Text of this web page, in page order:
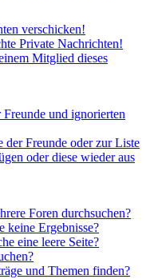
verschicken!
Private Nachrichten!
Mitglied dieses
und ignorierten
Freunde oder zur Liste
oder diese wieder aus
Foren durchsuchen?
keine Ergebnisse?
eine leere Seite?
und Themen finden?